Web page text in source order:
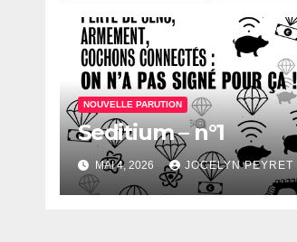
NOUVELLE PARUTION
Seditium – n°1
MAI 4, 2026 JOCELYN PEYRET